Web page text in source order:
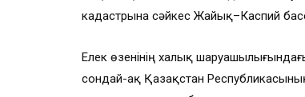
кадастрына сәйкес Жайық–Каспий
Елек өзенінің халық
сондай-ақ Қазақстан